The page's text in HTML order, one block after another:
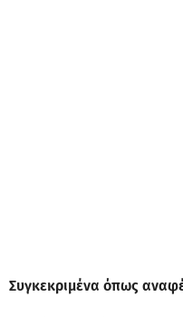
Συγκεκριμένα όπως